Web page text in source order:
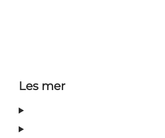
Les mer